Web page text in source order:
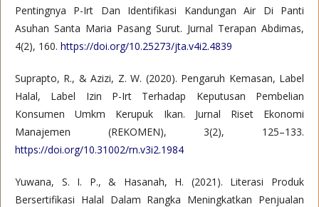
Pentingnya P-Irt Dan Identifikasi Kandungan Air Di Panti
Asuhan Santa Maria Pasang Surut. Jurnal Terapan Abdimas,
4(2), 160. https://doi.org/10.25273/jta.v4i2.4839
Suprapto, R., & Azizi, Z. W. (2020). Pengaruh Kemasan, Label
Halal, Label Izin P-Irt Terhadap Keputusan Pembelian
Konsumen Umkm Kerupuk Ikan. Jurnal Riset Ekonomi
Manajemen (REKOMEN), 3(2), 125–133.
https://doi.org/10.31002/rn.v3i2.1984
Yuwana, S. I. P., & Hasanah, H. (2021). Literasi Produk
Bersertifikasi Halal Dalam Rangka Meningkatkan Penjualan